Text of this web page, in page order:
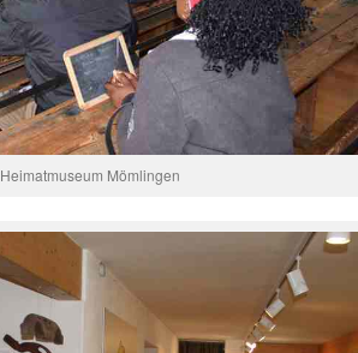
Heimatmuseum Mömlingen